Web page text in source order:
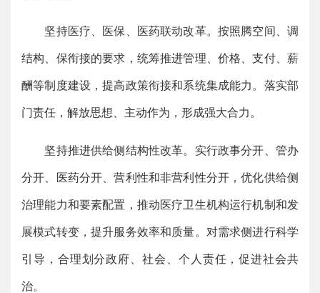
坚持医疗、医保、医药联动改革。按照腾空间、调
结构、保衔接的要求，统筹推进管理、价格、支付、薪
酬等制度建设，提高政策衔接和系统集成能力。落实部
门责任，解放思想、主动作为，形成强大合力。
坚持推进供给侧结构性改革。实行政事分开、管办
分开、医药分开、营利性和非营利性分开，优化供给侧
治理能力和要素配置，推动医疗卫生机构运行机制和发
展模式转变，提升服务效率和质量。对需求侧进行科学
引导，合理划分政府、社会、个人责任，促进社会共
治。